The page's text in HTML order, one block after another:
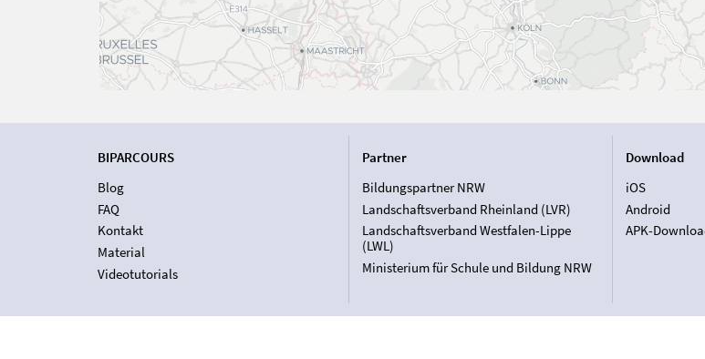
BIPARCOURS
Blog
FAQ
Kontakt
Material
Videotutorials
Partner
Bildungspartner NRW
Landschaftsverband Rheinland (LVR)
Landschaftsverband Westfalen-Lippe
(LWL)
Ministerium für Schule und Bildung NRW
Download
iOS
Android
APK-